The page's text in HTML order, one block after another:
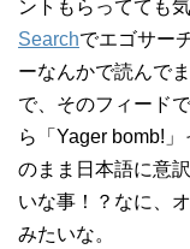
ントもらってても
Searchでエゴサー
ーなんかで読んでま
で、そのフィード
ら「Yager bomb!
のまま日本語に意
いな事！？なに、
みたいな。